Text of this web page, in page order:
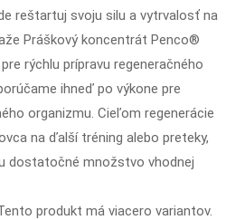
reštartuj svoju silu a vytrvalosť na
Práškový koncentrát Penco®
pre rýchlu prípravu regeneračného
ihneď po výkone pre
organizmu. Cieľom regenerácie
na ďalší tréning alebo preteky,
dostatočné množstvo vhodnej
produkt má viacero variantov.